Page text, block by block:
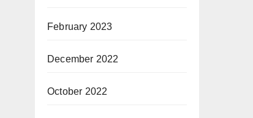
February 2023
December 2022
October 2022